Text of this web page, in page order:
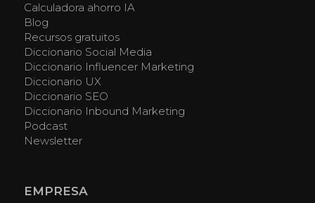
Calculadora ahorro IA
Blog
Recursos gratuitos
Diccionario Social Media
Diccionario Influencer Marketing
Diccionario UX
Diccionario SEO
Diccionario Inbound Marketing
Podcast
Newsletter
EMPRESA